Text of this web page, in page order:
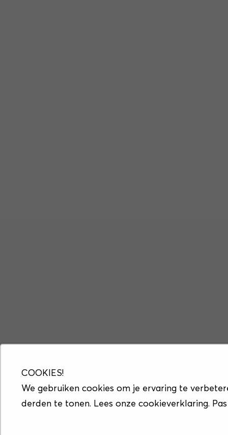
COOKIES!
We gebruiken cookies om je ervaring te
derden te tonen. Lees onze cookieverklaring.